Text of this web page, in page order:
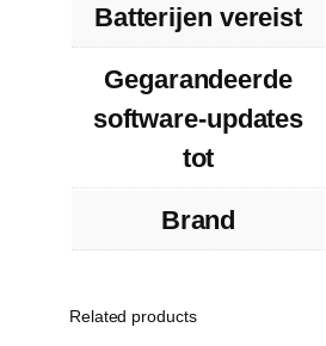
Batterijen vereist
Gegarandeerde
software-updates
tot
Brand
Related products